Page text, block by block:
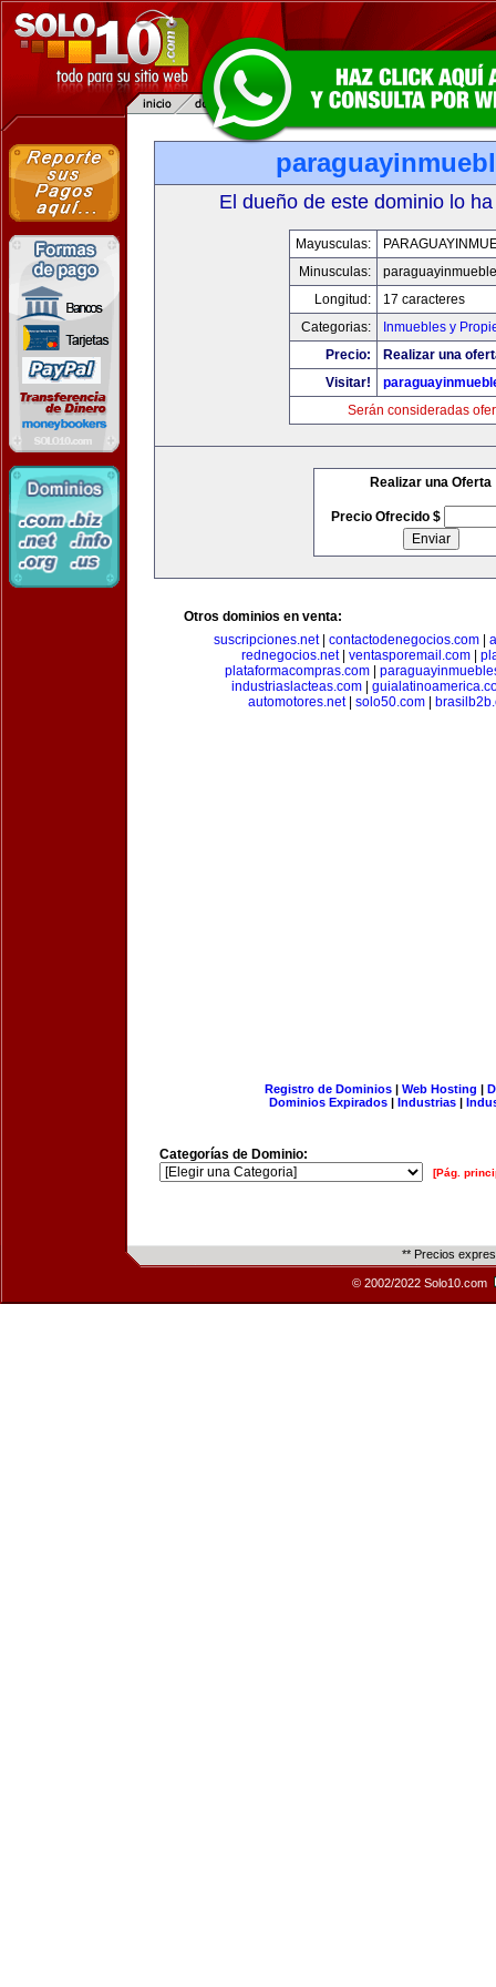
El dueño de este dominio lo
Mayusculas:
Minusculas:
Longitud:
17 caracteres
Categorias:
Inmuebles y
Precio:
Realizar una
Visitar!
Serán consideradas
Realizar una Oferta
Precio Ofrecido $
Otros dominios en venta:
suscripciones.net| contactodenegocios.com
rednegocios.net| ventasporemail.com
plataformacompras.com
industriaslacteas.com
automotores.net| solo50.com
Registro de Dominios| Web Hosting |
Dominios Expirados | Industrias |
Categorías de Dominio:
[Pág.
** Precios
© 2002/2022 Solo10.com